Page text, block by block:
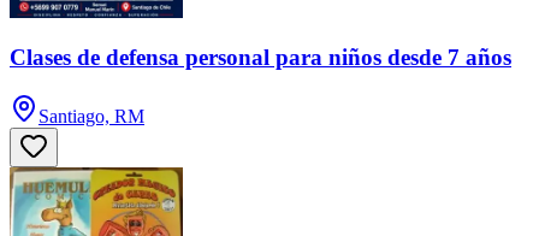
Clases de defensa personal para niños desde 7 años
Santiago, RM